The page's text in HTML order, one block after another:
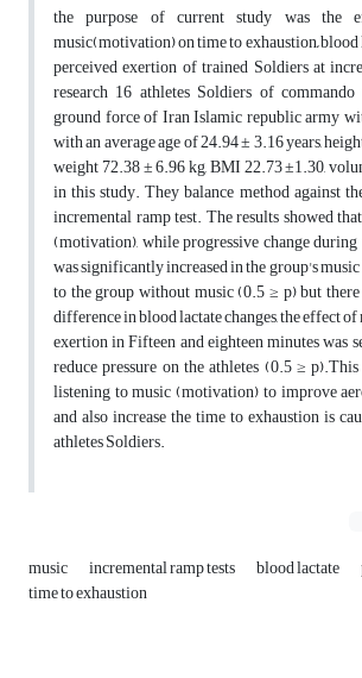
the purpose of current study was the
music(motivation) on time to exhaustion,blood
perceived exertion of trained Soldiers at
research 16 athletes Soldiers of
ground force of Iran Islamic republic army
with an average age of 24.94 ± 3.16 years,
weight 72.38 ± 6.96 kg, BMI 22.73 ±1.30,
in this study. They balance method against
incremental ramp test. The results showed
(motivation), while progressive change
was significantly increased in the group's
to the group without music (0.5 ≥ p) but
difference in blood lactate changes, the effect
exertion in Fifteen and eighteen minutes was
reduce pressure on the athletes (0.5 ≥
listening to music (motivation) to improve
and also increase the time to exhaustion is
athletes Soldiers.
music incremental ramp tests blood lactate
time to exhaustion